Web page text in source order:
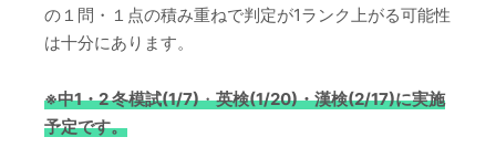
の１問・１点の積み重ねで判定が1ランク上がる可能性
は十分にあります。
※中1・2 冬模試(1/7)・英検(1/20)・漢検(2/17)に実施
予定です。